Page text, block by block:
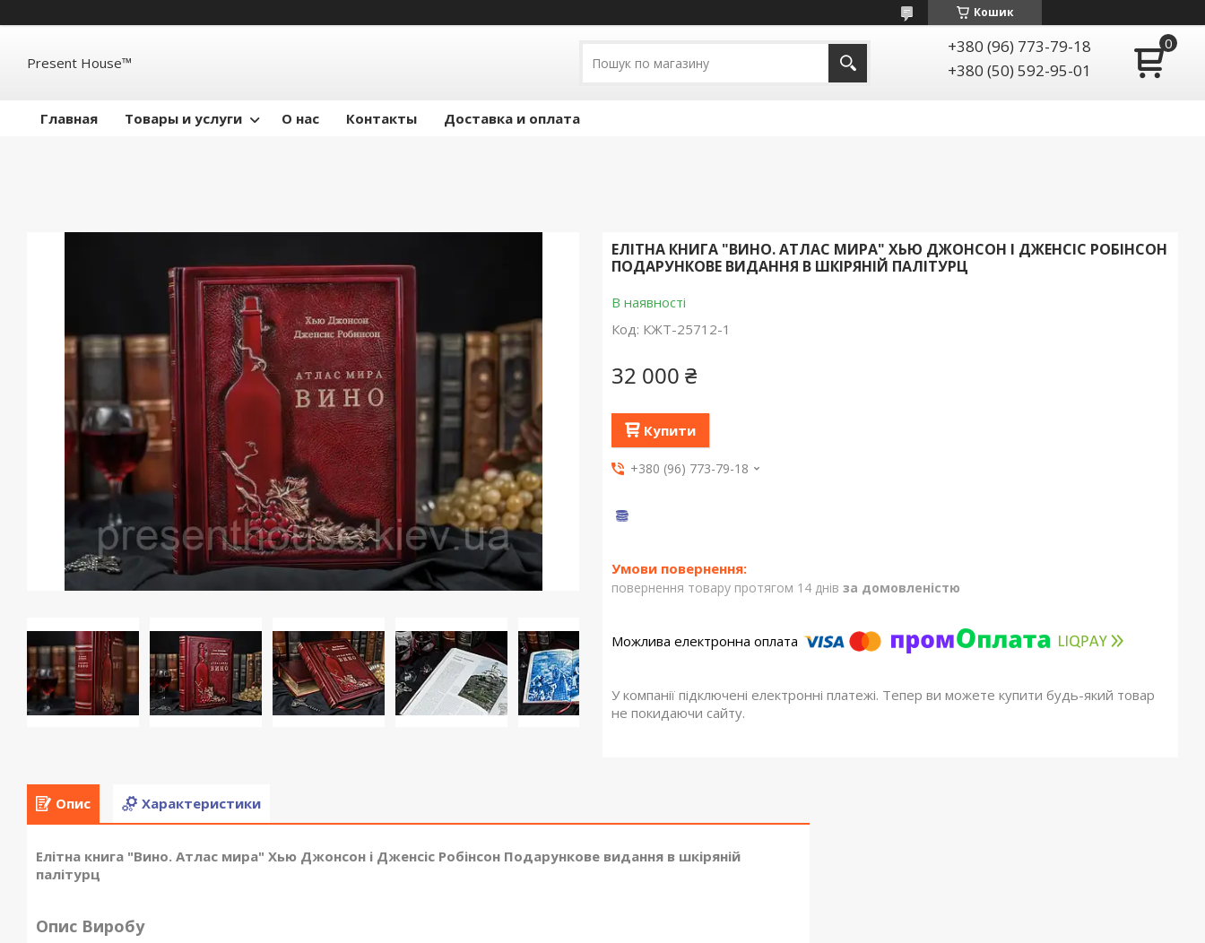
Кошик
Present House™
+380 (96) 773-79-18
+380 (50) 592-95-01
Главная Товары и услуги О нас Контакты Доставка и оплата
ЕЛІТНА КНИГА "ВИНО. АТЛАС МИРА" ХЬЮ ДЖОНСОН І ДЖЕНСІС РОБІНСОН
ПОДАРУНКОВЕ ВИДАННЯ В ШКІРЯНІЙ ПАЛІТУРЦ
В наявності
Код: КЖТ-25712-1
32 000 ₴
Купити
+380 (96) 773-79-18
повернення товару протягом 14 днів за домовленістю
У компанії підключені електронні платежі. Тепер ви можете купити будь-який товар
не покидаючи сайту.
Опис Характеристики
Елітна книга "Вино. Атлас мира" Хью Джонсон і Дженсіс Робінсон Подарункове видання в шкіряній
палітурц
Опис Виробу